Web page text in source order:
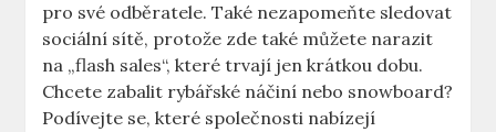
pro své odběratele. Také nezapomeňte sledovat
sociální sítě, protože zde také můžete narazit
na „flash sales“, které trvají jen krátkou dobu.
Chcete zabalit rybářské náčiní nebo snowboard?
Podívejte se, které společnosti nabízejí